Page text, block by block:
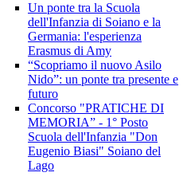
Un ponte tra la Scuola
dell'Infanzia di Soiano e la
Germania: l'esperienza
Erasmus di Amy
“Scopriamo il nuovo Asilo
Nido”: un ponte tra presente e
futuro
Concorso "PRATICHE DI
MEMORIA” - 1° Posto
Scuola dell'Infanzia "Don
Eugenio Biasi" Soiano del
Lago